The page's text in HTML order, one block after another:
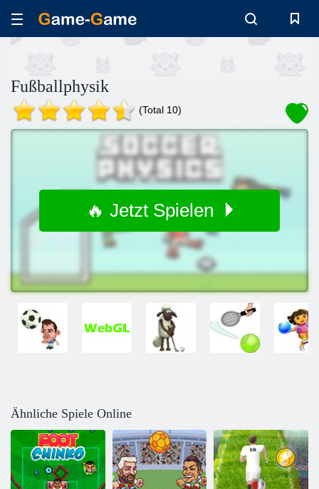
Fußballphysik
(Total 10)
🔥 Jetzt Spielen
Ähnliche Spiele Online